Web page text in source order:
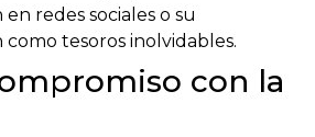
redes sociales o su
como tesoros inolvidables.
con la